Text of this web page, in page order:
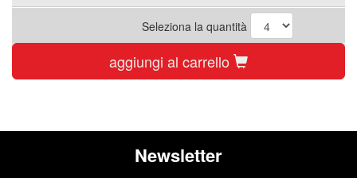
Seleziona la quantità
aggiungi al carrello
Newsletter